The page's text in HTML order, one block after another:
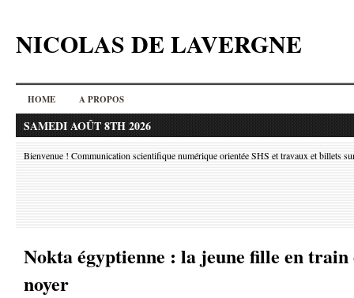
NICOLAS DE LAVERGNE
HOME A PROPOS
SAMEDI AOÛT 8TH 2026
Bienvenue ! Communication scientifique numérique orientée SHS et travaux et billets
Nokta égyptienne : la jeune fille en train
noyer